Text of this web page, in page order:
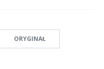
ORYGINAŁ